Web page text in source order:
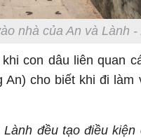
nhà của An và Lành
con dâu liên quan
cho biết khi đi làm
đều tạo điều kiện